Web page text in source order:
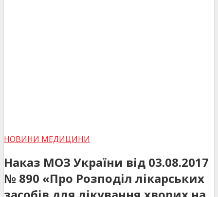
НОВИНИ МЕДИЦИНИ
Наказ МОЗ України від 03.08.2017
№ 890 «Про Розподіл лікарських